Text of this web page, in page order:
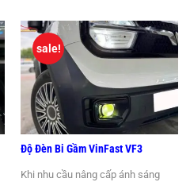
Độ Đèn Bi Gầm VinFast VF3
Khi nhu cầu nâng cấp ánh sáng
sale!